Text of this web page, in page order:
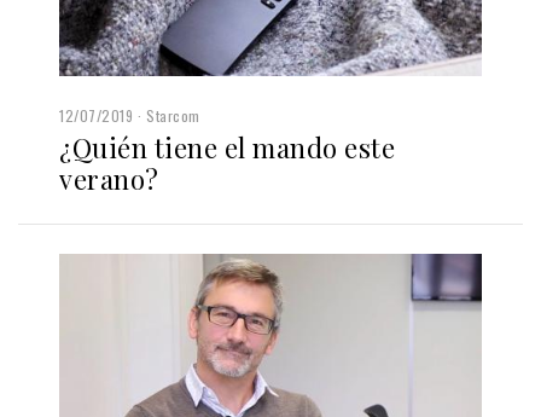
12/07/2019 Starcom
¿Quién tiene el mando este
verano?